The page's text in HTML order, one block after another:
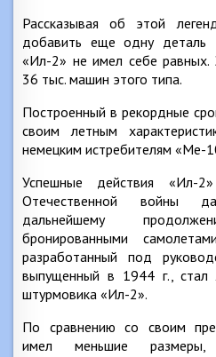
Рассказывая об этой
добавить еще одну
«Ил-2» не имел себе равных.
36 тыс. машин этого типа.
Построенный в рекордные
своим летным
немецким истребителям «Ме-
Успешные действия «Ил-
Отечественной войны
дальнейшему
бронированными
разработанный под
выпущенный в 1944 г., стал
штурмовика «Ил-2».
По сравнению со своим
имел меньшие размеры,